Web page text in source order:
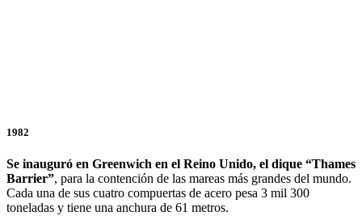
1982
Se inauguró en Greenwich en el Reino Unido, el dique “Thames
Barrier”, para la contención de las mareas más grandes del mundo.
Cada una de sus cuatro compuertas de acero pesa 3 mil 300
toneladas y tiene una anchura de 61 metros.